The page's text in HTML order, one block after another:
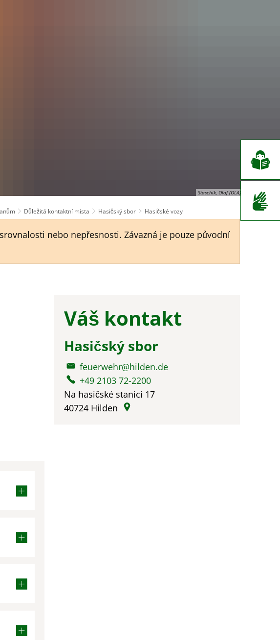
CS
Staschik, Olaf (OLA), © Město Hilden
Důležitá kontaktní místa Hasičský sbor Hasičské vozy
nebo nepřesnosti. Závazná je pouze původní
Váš kontakt
Hasičský sbor
feuerwehr@hilden.de
+49 2103 72-2200
Na hasičské stanici 17
40724 Hilden